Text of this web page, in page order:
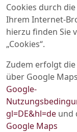
Cookies durch
Ihrem Internet-
hierzu finden Sie
„Cookies“.
Zudem erfolgt
über Google
Google-
gl=DE&hl=de und
Google Maps